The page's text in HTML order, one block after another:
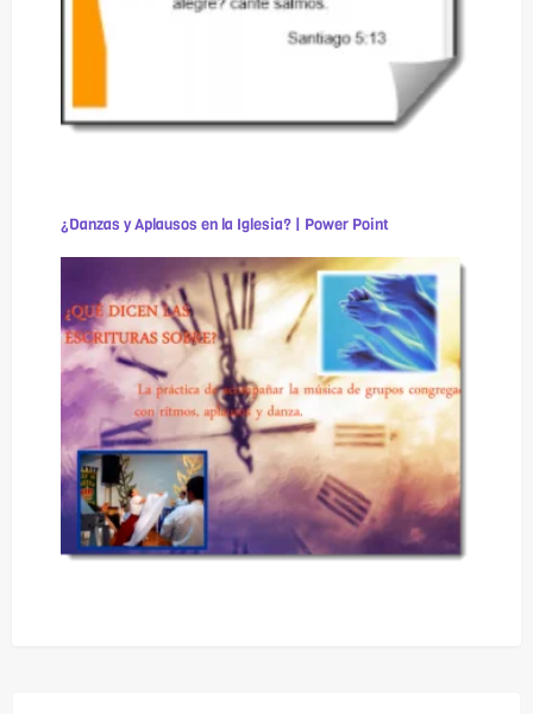
¿Danzas y Aplausos en la Iglesia? | Power Point